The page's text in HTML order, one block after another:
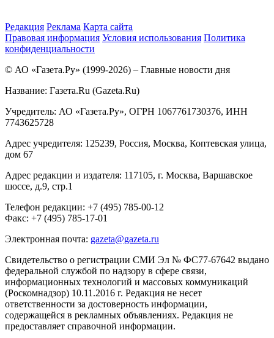
Редакция Реклама Карта сайта
Правовая информация Условия использования Политика
конфиденциальности
© АО «Газета.Ру» (1999-2026) – Главные новости дня
Название: Газета.Ru (Gazeta.Ru)
Учредитель: АО «Газета.Ру», ОГРН 1067761730376, ИНН
7743625728
Адрес учредителя: 125239, Россия, Москва, Коптевская улица,
дом 67
Адрес редакции и издателя: 117105, г. Москва, Варшавское
шоссе, д.9, стр.1
Телефон редакции: +7 (495) 785-00-12
Факс: +7 (495) 785-17-01
Электронная почта: gazeta@gazeta.ru
Свидетельство о регистрации СМИ Эл № ФС77-67642 выдано
федеральной службой по надзору в сфере связи,
информационных технологий и массовых коммуникаций
(Роскомнадзор) 10.11.2016 г. Редакция не несет
ответственности за достоверность информации,
содержащейся в рекламных объявлениях. Редакция не
предоставляет справочной информации.